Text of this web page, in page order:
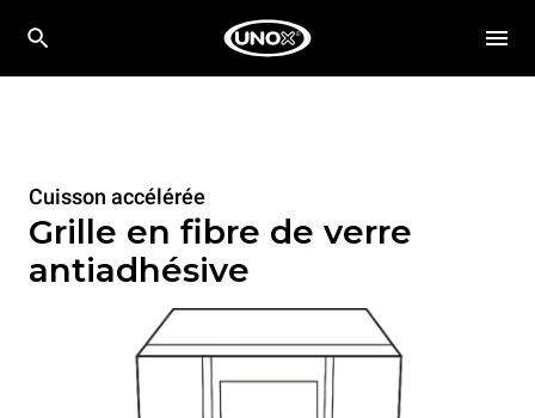
Cuisson accélérée
Grille en fibre de verre
antiadhésive